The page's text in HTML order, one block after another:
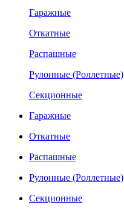
Гаражные
Откатные
Распашные
Рулонные (Роллетные)
Секционные
Гаражные
Откатные
Распашные
Рулонные (Роллетные)
Секционные